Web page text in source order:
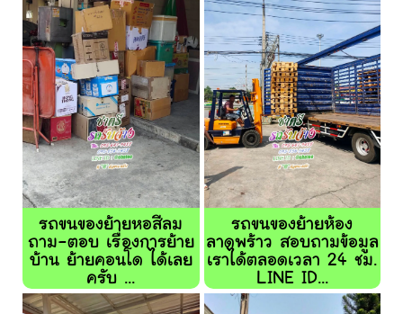
รถขนของย้ายหอสีลม
ถาม-ตอบ เรื่องการย้าย
บ้าน ย้ายคอนโด ได้เลย
ครับ ...
รถขนของย้ายห้อง
ลาดพร้าว สอบถามข้อมูล
เราได้ตลอดเวลา 24 ชม.
LINE ID...